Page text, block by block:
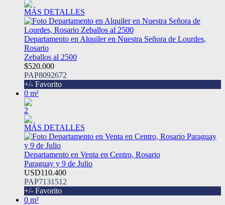
MÁS DETALLES
Departamento en Alquiler en Nuestra Señora de Lourdes,
Rosario
Zeballos al 2500
$520.000
PAP8092672
+/- Favorito
0 m²
2
MÁS DETALLES
Departamento en Venta en Centro, Rosario
Paraguay y 9 de Julio
USD110.400
PAP7131512
+/- Favorito
0 m²